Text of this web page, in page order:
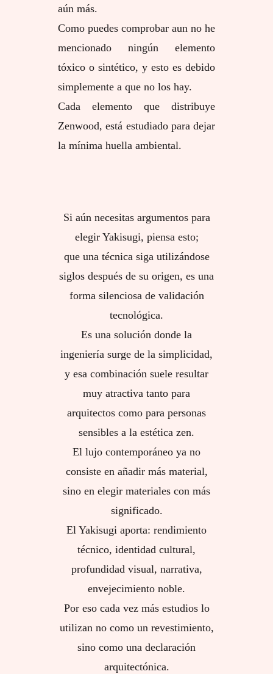
aún más.
Como puedes comprobar aun no he
mencionado ningún elemento
tóxico o sintético, y esto es debido
simplemente a que no los hay.
Cada elemento que distribuye
Zenwood, está estudiado para dejar
la mínima huella ambiental.
Si aún necesitas argumentos para
elegir Yakisugi, piensa esto;
que una técnica siga utilizándose
siglos después de su origen, es una
forma silenciosa de validación
tecnológica.
Es una solución donde la
ingeniería surge de la simplicidad,
y esa combinación suele resultar
muy atractiva tanto para
arquitectos como para personas
sensibles a la estética zen.
El lujo contemporáneo ya no
consiste en añadir más material,
sino en elegir materiales con más
significado.
El Yakisugi aporta: rendimiento
técnico, identidad cultural,
profundidad visual, narrativa,
envejecimiento noble.
Por eso cada vez más estudios lo
utilizan no como un revestimiento,
sino como una declaración
arquitectónica.